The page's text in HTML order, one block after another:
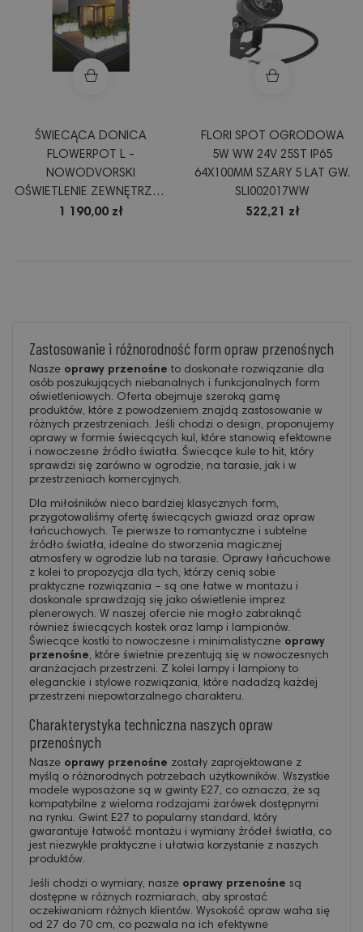
ŚWIECĄCA DONICA
FLOWERPOT L -
NOWODVORSKI
OŚWIETLENIE ZEWNĘTRZNE
OPRAWA PRZENOŚNA
1 190,00 zł
FLORI SPOT OGRODOWA
5W WW 24V 25ST IP65
64X100MM SZARY 5 LAT GW.
SLI002017WW
522,21 zł
Zastosowanie i różnorodność form opraw przenośnych
Nasze oprawy przenośne to doskonałe rozwiązanie dla
osób poszukujących niebanalnych i funkcjonalnych form
oświetleniowych. Oferta obejmuje szeroką gamę
produktów, które z powodzeniem znajdą zastosowanie w
różnych przestrzeniach. Jeśli chodzi o design, proponujemy
oprawy w formie świecących kul, które stanowią efektowne
i nowoczesne źródło światła. Świecące kule to hit, który
sprawdzi się zarówno w ogrodzie, na tarasie, jak i w
przestrzeniach komercyjnych.
Dla miłośników nieco bardziej klasycznych form,
przygotowaliśmy ofertę świecących gwiazd oraz opraw
łańcuchowych. Te pierwsze to romantyczne i subtelne
źródło światła, idealne do stworzenia magicznej
atmosfery w ogrodzie lub na tarasie. Oprawy łańcuchowe
z kolei to propozycja dla tych, którzy cenią sobie
praktyczne rozwiązania – są one łatwe w montażu i
doskonale sprawdzają się jako oświetlenie imprez
plenerowych. W naszej ofercie nie mogło zabraknąć
również świecących kostek oraz lamp i lampionów.
Świecące kostki to nowoczesne i minimalistyczne oprawy
przenośne, które świetnie prezentują się w nowoczesnych
aranżacjach przestrzeni. Z kolei lampy i lampiony to
eleganckie i stylowe rozwiązania, które nadadzą każdej
przestrzeni niepowtarzalnego charakteru.
Charakterystyka techniczna naszych opraw
przenośnych
Nasze oprawy przenośne zostały zaprojektowane z
myślą o różnorodnych potrzebach użytkowników. Wszystkie
modele wyposażone są w gwinty E27, co oznacza, że są
kompatybilne z wieloma rodzajami żarówek dostępnymi
na rynku. Gwint E27 to popularny standard, który
gwarantuje łatwość montażu i wymiany źródeł światła, co
jest niezwykle praktyczne i ułatwia korzystanie z naszych
produktów.
Jeśli chodzi o wymiary, nasze oprawy przenośne są
dostępne w różnych rozmiarach, aby sprostać
oczekiwaniom różnych klientów. Wysokość opraw waha się
od 27 do 70 cm, co pozwala na ich efektywne